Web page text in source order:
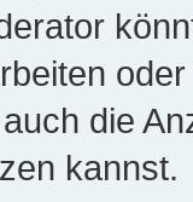
die
kannst.